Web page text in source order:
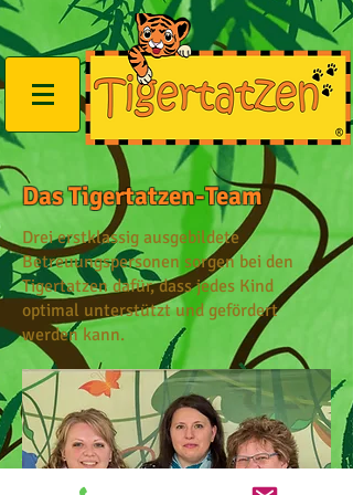
Das Tigertatzen-Team
Drei erstklassig ausgebildete
Betreuungspersonen sorgen bei den
Tigertatzen dafür, dass jedes Kind
optimal unterstützt und gefördert
werden kann.